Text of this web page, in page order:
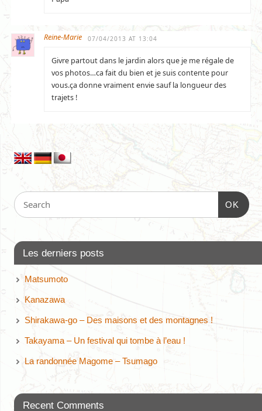
Reine-Marie 07/04/2013 AT 13:04
Givre partout dans le jardin alors que je me régale de
vos photos…ca fait du bien et je suis contente pour
vous.ça donne vraiment envie sauf la longueur des
trajets !
OK
Les derniers posts
Matsumoto
Kanazawa
Shirakawa-go – Des maisons et des montagnes !
Takayama – Un festival qui tombe à l’eau !
La randonnée Magome – Tsumago
Recent Comments